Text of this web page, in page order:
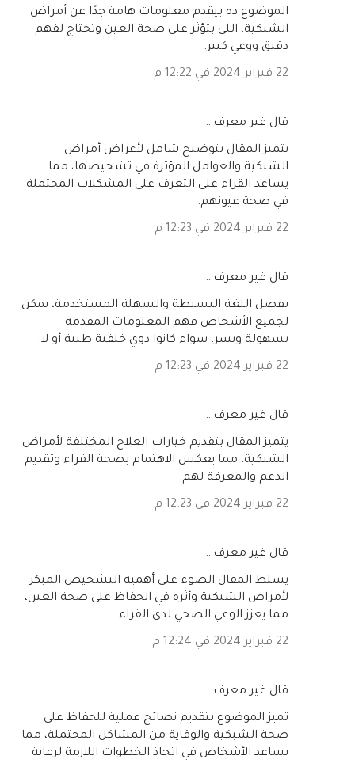
الموضوع ده بيقدم معلومات هامة جدًا عن أمراض
الشبكية، اللي بتؤثر على صحة العين وتحتاج لفهم
دقيق ووعي كبير.
22 فبراير 2024 في 12:22 م
‏قال غير معرف…
يتميز المقال بتوضيح شامل لأعراض أمراض
الشبكية والعوامل المؤثرة في تشخيصها، مما
يساعد القراء على التعرف على المشكلات المحتملة
في صحة عيونهم.
22 فبراير 2024 في 12:23 م
‏قال غير معرف…
بفضل اللغة البسيطة والسهلة المستخدمة، يمكن
لجميع الأشخاص فهم المعلومات المقدمة
بسهولة ويسر، سواء كانوا ذوي خلفية طبية أو لا.
22 فبراير 2024 في 12:23 م
‏قال غير معرف…
يتميز المقال بتقديم خيارات العلاج المختلفة لأمراض
الشبكية، مما يعكس الاهتمام بصحة القراء وتقديم
الدعم والمعرفة لهم.
22 فبراير 2024 في 12:23 م
‏قال غير معرف…
يسلط المقال الضوء على أهمية التشخيص المبكر
لأمراض الشبكية وأثره في الحفاظ على صحة العين،
مما يعزز الوعي الصحي لدى القراء.
22 فبراير 2024 في 12:24 م
‏قال غير معرف…
تميز الموضوع بتقديم نصائح عملية للحفاظ على
صحة الشبكية والوقاية من المشاكل المحتملة، مما
يساعد الأشخاص في اتخاذ الخطوات اللازمة لرعاية